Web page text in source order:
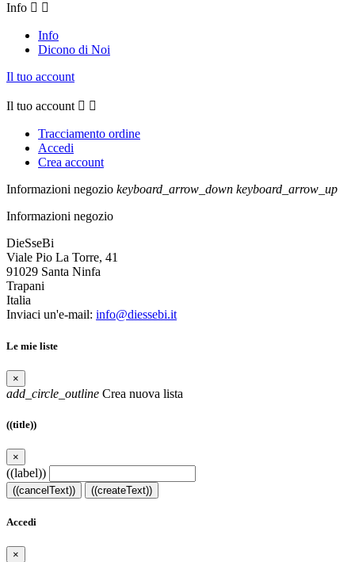
Info  
Info
Dicono di Noi
Il tuo account
Il tuo account  
Tracciamento ordine
Accedi
Crea account
Informazioni negozio keyboard_arrow_down keyboard_arrow_up
Informazioni negozio
DieSseBi
Viale Pio La Torre, 41
91029 Santa Ninfa
Trapani
Italia
Inviaci un'e-mail: info@diessebi.it
Le mie liste
×
add_circle_outline Crea nuova lista
((title))
×
((label))
((cancelText)) ((createText))
Accedi
×